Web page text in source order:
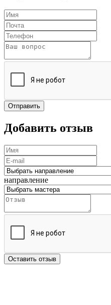
Отправить
Добавить отзыв
направление
Оставить отзыв